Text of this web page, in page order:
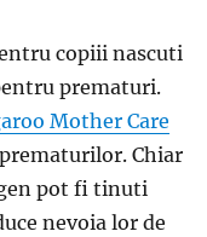
copiii nascuti
prematuri.
Mother Care
Chiar
pot fi tinuti
nevoia lor de